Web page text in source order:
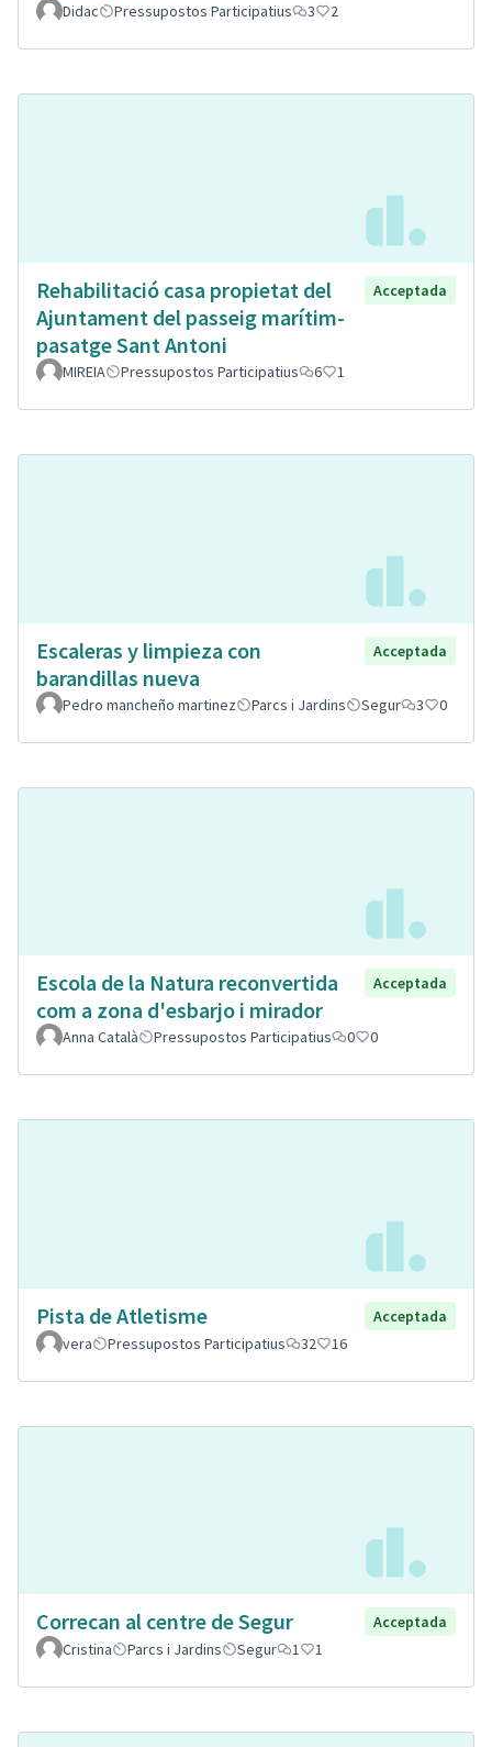
Didac Pressupostos Participatius 3 2
Rehabilitació casa propietat del
Ajuntament del passeig marítim-
pasatge Sant Antoni
Acceptada
MIREIA Pressupostos Participatius 6 1
Escaleras y limpieza con
barandillas nueva
Acceptada
Pedro mancheño martinez Parcs i Jardins Segur 3 0
Escola de la Natura reconvertida
com a zona d'esbarjo i mirador
Acceptada
Anna Català Pressupostos Participatius 0 0
Pista de Atletisme
Acceptada
vera
Pressupostos Participatius 32 16
Correcan al centre de Segur
Acceptada
Cristina
Parcs i Jardins Segur 1 1